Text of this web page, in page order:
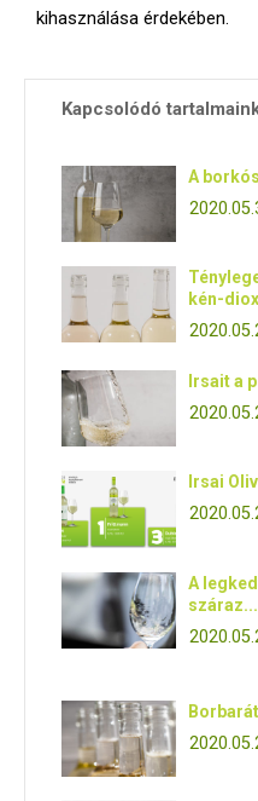
kihasználása érdekében.
Kapcsolódó
A
kén-
Irsait a
Irsai
A
száraz...